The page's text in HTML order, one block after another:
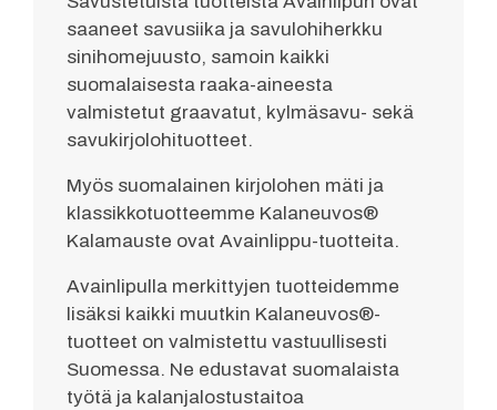
saaneet savusiika ja savulohiherkku
sinihomejuusto, samoin kaikki
suomalaisesta raaka-aineesta
valmistetut graavatut, kylmäsavu- sekä
savukirjolohituotteet.
Myös suomalainen kirjolohen mäti ja
klassikkotuotteemme Kalaneuvos®
Kalamauste ovat Avainlippu-tuotteita.
Avainlipulla merkittyjen tuotteidemme
lisäksi kaikki muutkin Kalaneuvos®-
tuotteet on valmistettu vastuullisesti
Suomessa. Ne edustavat suomalaista
työtä ja kalanjalostustaitoa